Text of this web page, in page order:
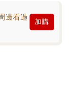
邊看過
加購